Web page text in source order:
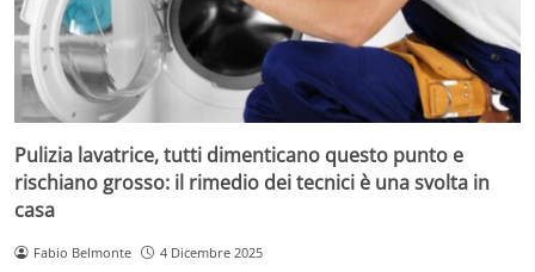
Pulizia lavatrice, tutti dimenticano questo punto e
rischiano grosso: il rimedio dei tecnici è una svolta in
casa
Fabio Belmonte 4 Dicembre 2025